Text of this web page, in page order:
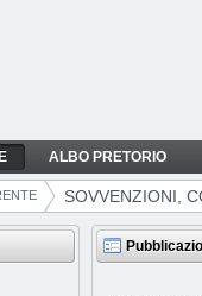
VANTAGGI
ALBO PRETORIO
SOVVENZIONI,